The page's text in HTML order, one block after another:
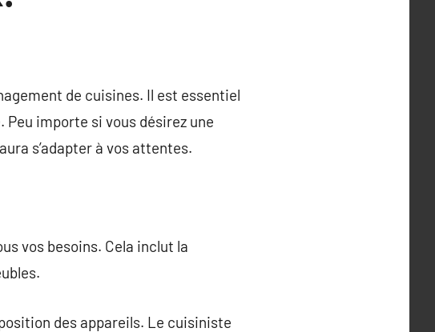
de cuisines. Il est essentiel
importe si vous désirez une
s’adapter à vos attentes.
vos besoins. Cela inclut la
des appareils. Le cuisiniste